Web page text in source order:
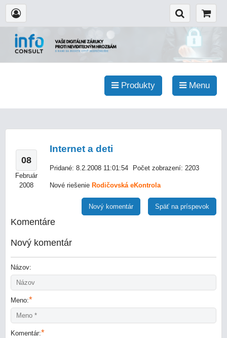
Produkty Menu
08
Február
2008
Internet a deti
Pridané: 8.2.2008 11:01:54 Počet zobrazení: 2203
Nové riešenie Rodičovská eKontrola
Späť na príspevok
Nový komentár
Komentáre
Nový komentár
Názov:
Meno:*
Komentár:*